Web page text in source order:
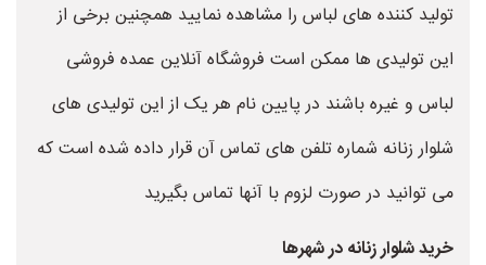
تولید کننده های لباس را مشاهده نمایید همچنین برخی از
این تولیدی ها ممکن است فروشگاه آنلاین عمده فروشی
لباس و غیره باشند در پایین نام هر یک از این تولیدی های
شلوار زنانه شماره تلفن های تماس آن قرار داده شده است که
می توانید در صورت لزوم با آنها تماس بگیرید
خرید شلوار زنانه در شهرها